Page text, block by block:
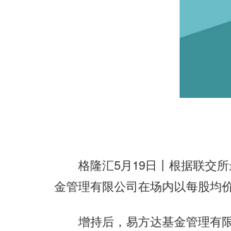
格隆汇5月19日丨根据联交
金管理有限公司在场内以每股均
增持后，易方达基金管理有